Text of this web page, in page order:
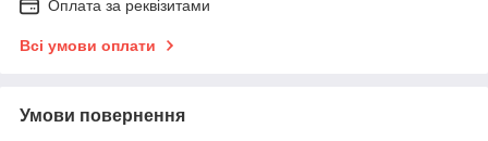
Оплата за реквізитами
Всі умови оплати
Умови повернення